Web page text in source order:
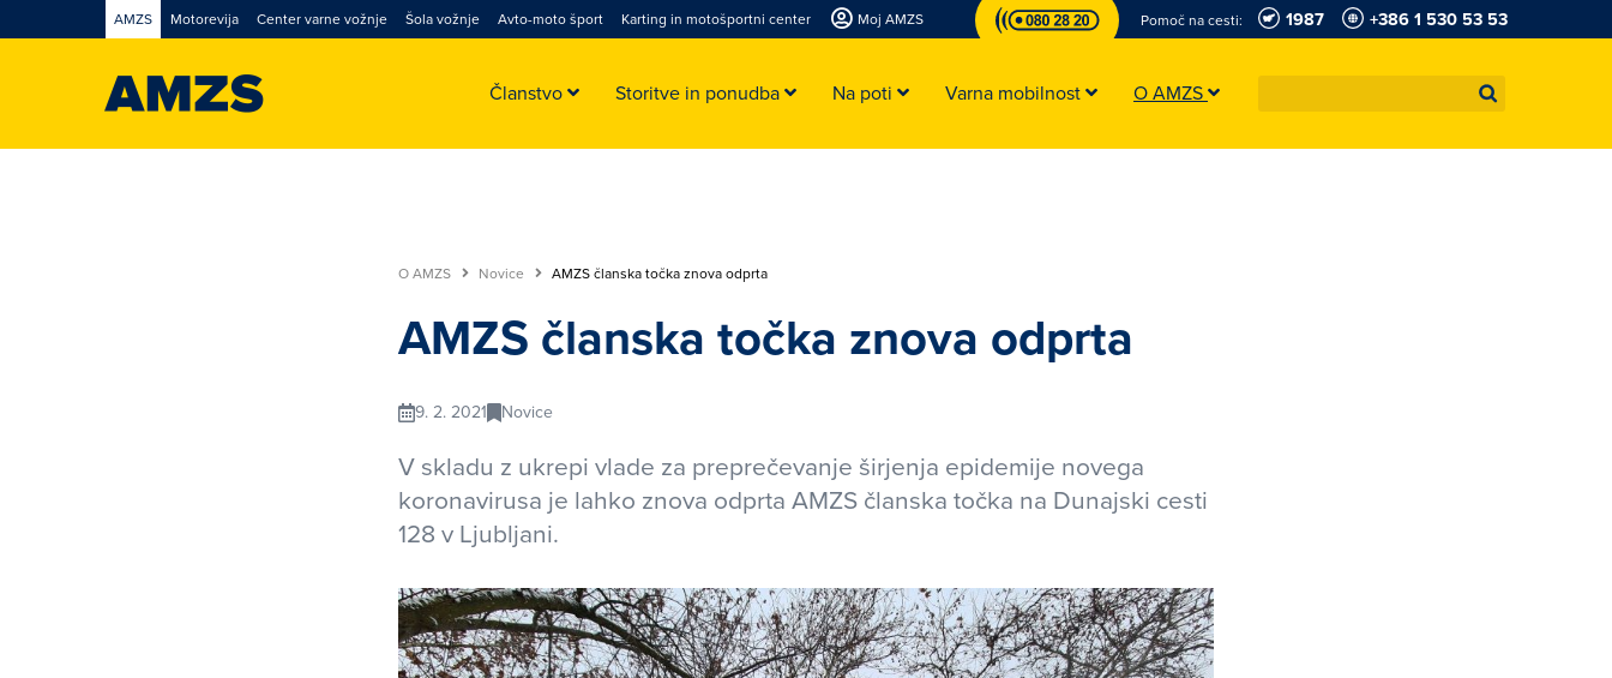
AMZS Motorevija Center varne vožnje Šola vožnje Avto-moto šport Karting in motošportni center Moj AMZS Pomoč na cesti: 1987 +386 1 530 53 53
Članstvo Storitve in ponudba Na poti Varna mobilnost O AMZS
O AMZS Novice AMZS članska točka znova odprta
AMZS članska točka znova odprta
9. 2. 2021 Novice
V skladu z ukrepi vlade za preprečevanje širjenja epidemije novega
koronavirusa je lahko znova odprta AMZS članska točka na Dunajski cesti
128 v Ljubljani.